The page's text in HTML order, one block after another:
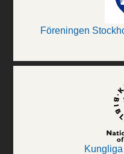
Föreningen